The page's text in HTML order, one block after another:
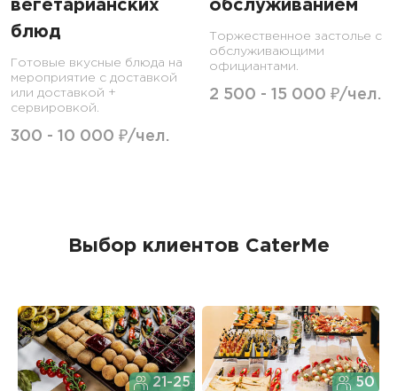
вегетарианских
блюд
Готовые вкусные блюда на
мероприятие с доставкой
или доставкой +
сервировкой.
300 - 10 000 ₽/чел.
обслуживанием
Торжественное застолье с
обслуживающими
официантами.
2 500 - 15 000 ₽/чел.
Выбор клиентов CaterMe
21-25 50